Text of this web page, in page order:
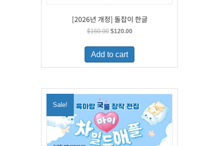
[2026년 개정] 돌잡이 한글
$160.00 Original
was:
$160.00.
$120.00Current
is:
Add to cart
Sale!